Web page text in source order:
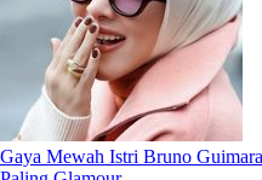
Gaya Mewah Istri Bruno